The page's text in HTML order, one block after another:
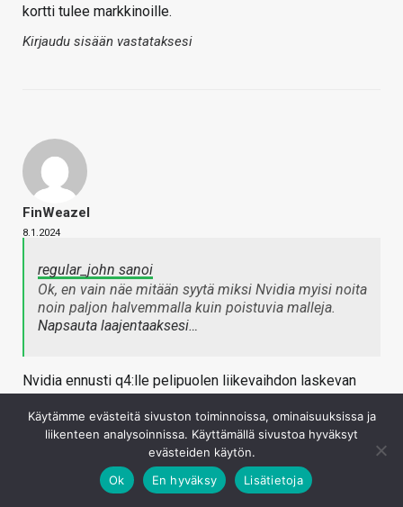
kortti tulee markkinoille.
Kirjaudu sisään vastataksesi
FinWeazel
8.1.2024
regular_john sanoi
Ok, en vain näe mitään syytä miksi Nvidia myisi noita
noin paljon halvemmalla kuin poistuvia malleja.
Napsauta laajentaaksesi…
Nvidia ennusti q4:lle pelipuolen liikevaihdon laskevan
tuloksen?
Kirjaudu sisään vastataksesi
Käytämme evästeitä sivuston toiminnoissa, ominaisuuksissa ja
liikenteen analysoinnissa. Käyttämällä sivustoa hyväksyt
evästeiden käytön.
Ok
En hyväksy Lisätietoja